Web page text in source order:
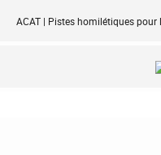
ACAT | Pistes homilétiques pour